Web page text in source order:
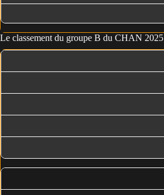
Le classement du groupe B du CHAN 2025